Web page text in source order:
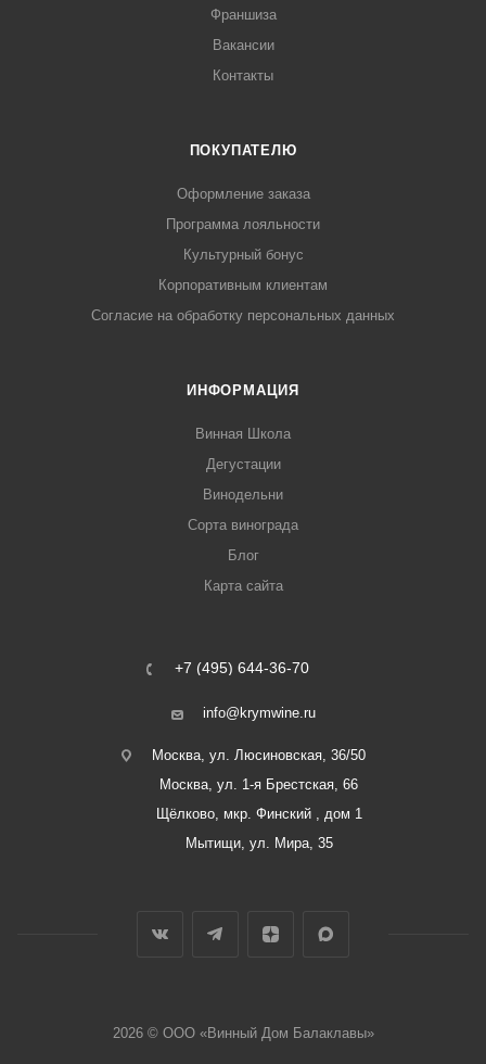
Франшиза
Вакансии
Контакты
ПОКУПАТЕЛЮ
Оформление заказа
Программа лояльности
Культурный бонус
Корпоративным клиентам
Согласие на обработку персональных данных
ИНФОРМАЦИЯ
Винная Школа
Дегустации
Винодельни
Сорта винограда
Блог
Карта сайта
+7 (495) 644-36-70
info@krymwine.ru
Москва, ул. Люсиновская, 36/50
Москва, ул. 1-я Брестская, 66
Щёлково, мкр. Финский , дом 1
Мытищи, ул. Мира, 35
2026 © ООО «Винный Дом Балаклавы»